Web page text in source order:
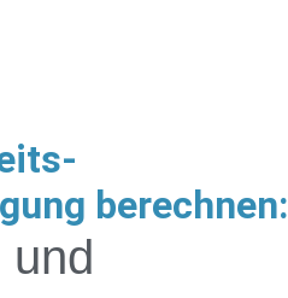
berechnen:
und